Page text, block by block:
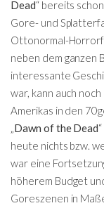
Dead“ bereits
Gore- und
Ottonormal-
neben dem ganzen
interessante
war, kann auch
Amerikas in den
Dawn of the Dead“
heute nichts bzw.
war eine
höherem Budget
Goreszenen in